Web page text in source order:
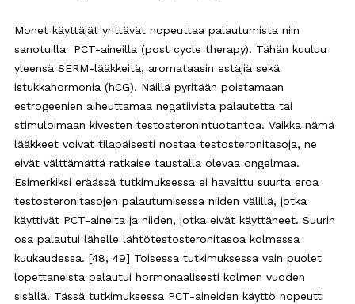
Monet käyttäjät yrittävät nopeuttaa palautumista niin
sanotuilla PCT-aineilla (post cycle therapy). Tähän kuuluu
yleensä SERM-lääkkeitä, aromataasin estäjiä sekä
istukkahormonia (hCG). Näillä pyritään poistamaan
estrogeenien aiheuttamaa negatiivista palautetta tai
stimuloimaan kivesten testosteronintuotantoa. Vaikka nämä
lääkkeet voivat tilapäisesti nostaa testosteronitasoja, ne
eivät välttämättä ratkaise taustalla olevaa ongelmaa.
Esimerkiksi eräässä tutkimuksessa ei havaittu suurta eroa
testosteronitasojen palautumisessa niiden välillä, jotka
käyttivät PCT-aineita ja niiden, jotka eivät käyttäneet. Suurin
osa palautui lähelle lähtötestosteronitasoa kolmessa
kuukaudessa. [48, 49] Toisessa tutkimuksessa vain puolet
lopettaneista palautui hormonaalisesti kolmen vuoden
sisällä. Tässä tutkimuksessa PCT-aineiden käyttö nopeutti